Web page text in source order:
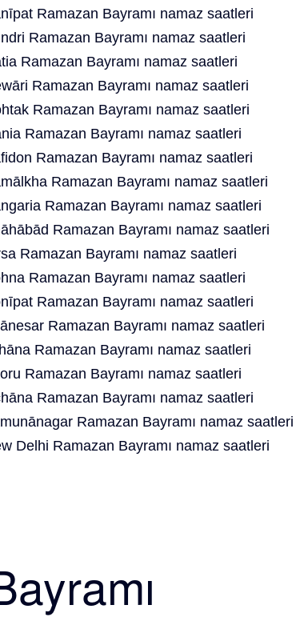
Ramazan Bayramı namaz saatleri
Ramazan Bayramı namaz saatleri
Ramazan Bayramı namaz saatleri
Ramazan Bayramı namaz saatleri
Ramazan Bayramı namaz saatleri
Ramazan Bayramı namaz saatleri
Ramazan Bayramı namaz saatleri
Ramazan Bayramı namaz saatleri
Ramazan Bayramı namaz saatleri
Ramazan Bayramı namaz saatleri
Ramazan Bayramı namaz saatleri
Ramazan Bayramı namaz saatleri
Ramazan Bayramı namaz saatleri
Ramazan Bayramı namaz saatleri
Ramazan Bayramı namaz saatleri
Ramazan Bayramı namaz saatleri
Ramazan Bayramı namaz saatleri
Ramazan Bayramı namaz saatleri
Delhi Ramazan Bayramı namaz saatleri